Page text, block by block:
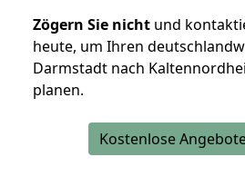
Zögern Sie nicht und
heute, um Ihren
Darmstadt nach
planen.
Kostenlose